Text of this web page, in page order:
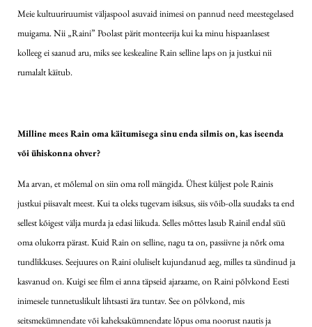
Meie kultuuriruumist väljaspool asuvaid inimesi on pannud need meestegelased
muigama. Nii „Raini” Poolast pärit monteerija kui ka minu hispaanlasest
kolleeg ei saanud aru, miks see keskealine Rain selline laps on ja justkui nii
rumalalt käitub.
Milline mees Rain oma käitumisega sinu enda silmis on, kas iseenda
või ühiskonna ohver?
Ma arvan, et mõlemal on siin oma roll mängida. Ühest küljest pole Rainis
justkui piisavalt meest. Kui ta oleks tugevam isiksus, siis võib-olla suudaks ta end
sellest kõigest välja murda ja edasi liikuda. Selles mõttes lasub Rainil endal süü
oma olukorra pärast. Kuid Rain on selline, nagu ta on, passiivne ja nõrk oma
tundlikkuses. Seejuures on Raini oluliselt kujundanud aeg, milles ta sündinud ja
kasvanud on. Kuigi see film ei anna täpseid ajaraame, on Raini põlvkond Eesti
inimesele tunnetuslikult lihtsasti ära tuntav. See on põlvkond, mis
seitsmekümnendate või kaheksakümnendate lõpus oma noorust nautis ja